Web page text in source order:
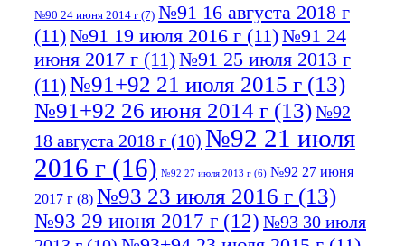
№90 24 июня 2014 г (7) №91 16 августа 2018 г
(11)№91 19 июля 2016 г (11)№91 24
июня 2017 г (11)№91 25 июля 2013 г
(11)№91+92 21 июля 2015 г (13)
№91+92 26 июня 2014 г (13)№92
18 августа 2018 г (10) №92 21 июля
2016 г (16) №92 27 июля 2013 г (6) №92 27 июня
2017 г (8) №93 23 июля 2016 г (13)
№93 29 июня 2017 г (12) №93 30 июля